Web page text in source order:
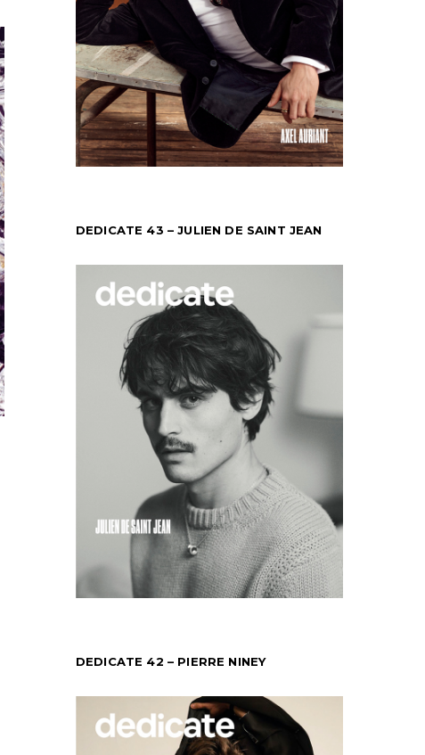
DEDICATE 43 – JULIEN DE SAINT JEAN
DEDICATE 42 – PIERRE NINEY